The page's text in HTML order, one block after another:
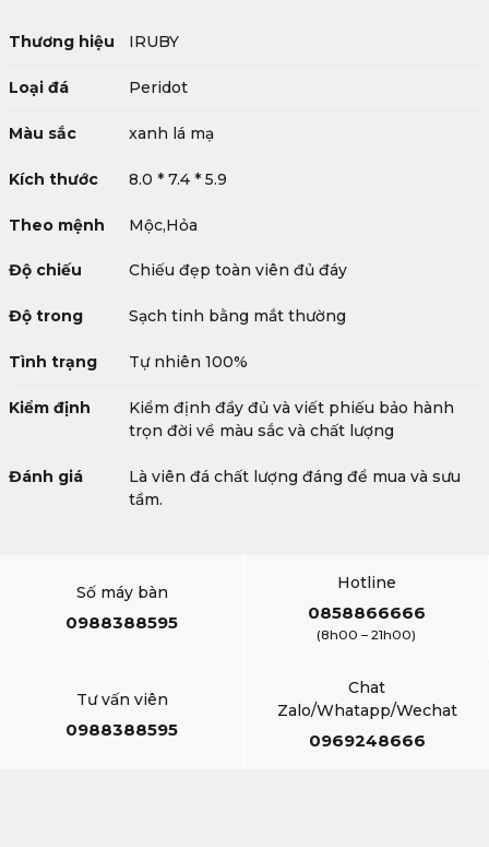
Thương hiệu IRUBY
Loại đá Peridot
Màu sắc xanh lá mạ
Kích thước 8.0 * 7.4 * 5.9
Theo mệnh Mộc,Hỏa
Độ chiếu Chiếu đẹp toàn viên đủ đáy
Độ trong Sạch tinh bằng mắt thường
Tình trạng Tự nhiên 100%
Kiểm định
Kiểm định đầy đủ và viết phiếu bảo hành
trọn đời về màu sắc và chất lượng
Đánh giá
Là viên đá chất lượng đáng để mua và sưu
tầm.
Số máy bàn
0988388595
Hotline
0858866666
(8h00 – 21h00)
Tư vấn viên
0988388595
Chat
Zalo/Whatapp/Wechat
0969248666